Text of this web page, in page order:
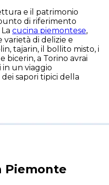
e il patrimonio
di riferimento
cucina piemontese,
di delizie e
tajarin, il bollito misto, i
bicerin, a Torino avrai
in un viaggio
sapori tipici della
Piemonte